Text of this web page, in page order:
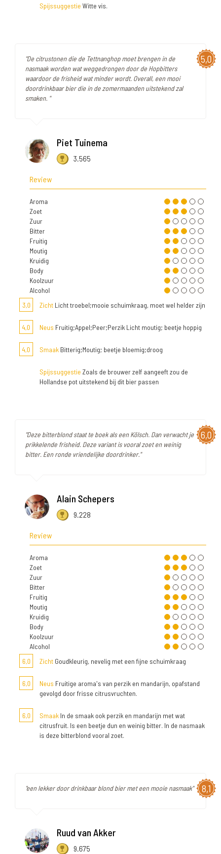
Spijssuggestie Witte vis.
5,0
"De citrustonen die de Tettnanghop moet brengen in de
nasmaak worden wat weggedrongen door de Hopbitters
waardoor de frisheid wat minder wordt. Overall, een mooi
doordrinkbaar bier die in de zomermaanden uitstekend zal
smaken. "
Piet Tuinema
3.565
Review
Aroma
Zoet
Zuur
Bitter
Fruitig
Moutig
Kruidig
Body
Koolzuur
Alcohol
3,0
Zicht Licht troebel;mooie schuimkraag, moet wel helder zijn
4,0 Neus Fruitig;Appel;Peer;Perzik Licht moutig; beetje hoppig
4,0 Smaak Bitterig;Moutig; beetje bloemig;droog
Spijssuggestie Zoals de brouwer zelf aangeeft zou de
Hollandse pot uitstekend bij dit bier passen
6,0
"Deze bitterblond staat te boek als een Kölsch. Dan verwacht je
prikkelende frisheid. Deze variant is vooral zoet en weinig
bitter. Een ronde vriendelijke doordrinker."
Alain Schepers
9.228
Review
Aroma
Zoet
Zuur
Bitter
Fruitig
Moutig
Kruidig
Body
Koolzuur
Alcohol
6,0
Zicht Goudkleurig, nevelig met een fijne schuimkraag
6,0 Neus Fruitige aroma's van perzik en mandarijn, opafstand
gevolgd door frisse citrusvruchten.
6,0 Smaak In de smaak ook perzik en mandarijn met wat
citrusfruit. Is een beetje dun en weinig bitter. In de nasmaak
is deze bitterblond vooral zoet.
8,1
"een lekker door drinkbaar blond bier met een mooie nasmaak"
Ruud van Akker
9.675